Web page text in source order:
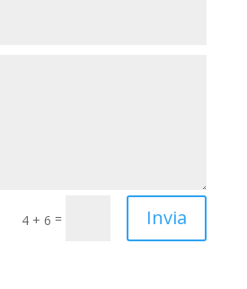
4 + 6 = Invia